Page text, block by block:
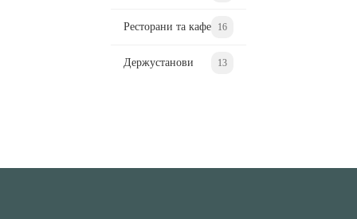
Ресторани та кафе 16
Держустанови 13